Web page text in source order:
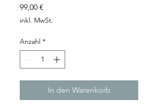
99,00 €
inkl. MwSt.
Anzahl *
In den Warenkorb